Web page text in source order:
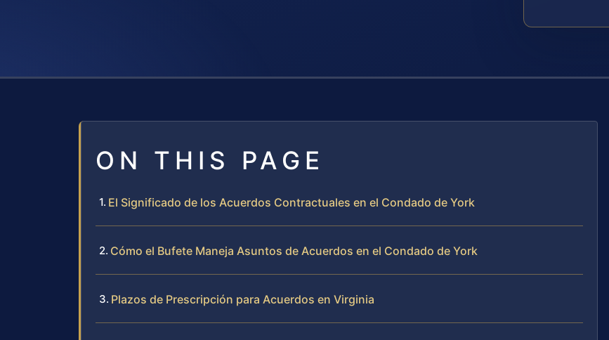
ON THIS PAGE
El Significado de los Acuerdos Contractuales en el Condado de York
Cómo el Bufete Maneja Asuntos de Acuerdos en el Condado de York
Plazos de Prescripción para Acuerdos en Virginia